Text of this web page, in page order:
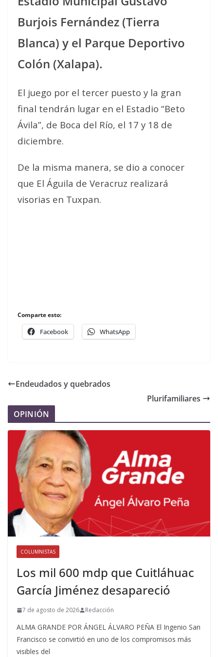
Burjois Fernández (Tierra
Blanca) y el Parque Deportivo
Colón (Xalapa).
El juego por el tercer puesto y la gran
final tendrán lugar en el Estadio “Beto
Ávila”, de Boca del Río, el 17 y 18 de
diciembre.
De la misma manera, se dio a conocer
que El Águila de Veracruz realizará
visorias en Tuxpan.
Comparte esto:
Facebook WhatsApp
Endeudados y quebrados
Plurifamiliares
OPINIÓN
COLUMNISTAS
Los mil 600 mdp que Cuitláhuac
García Jiménez desapareció
7 de agosto de 2026 Redacción
ALMA GRANDE POR ÁNGEL ÁLVARO PEÑA El Ingenio San
Francisco se convirtió en uno de los compromisos más
visibles del